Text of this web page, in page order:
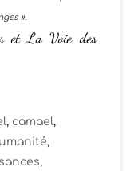
».
etLa Voie des
, camael,
,
,